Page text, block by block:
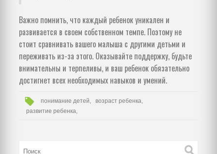
Важно помнить, что каждый ребенок уникален и
развивается в своем собственном темпе. Поэтому не
стоит сравнивать вашего малыша с другими детьми и
переживать из-за этого. Оказывайте поддержку, будьте
внимательны и терпеливы, и ваш ребенок обязательно
достигнет всех необходимых навыков и умений.
понимание детей,
возраст ребенка,
развитие ребенка,